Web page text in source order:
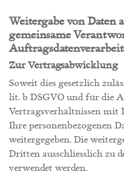
Weitergabe von
gemeinsame
Zur Vertragsabwicklung
Soweit dies gesetzlich
lit. b DSGVO und für die
Vertragsverhältnissen mit
Ihre personenbezogenen
weitergegeben. Die
Dritten ausschliesslich zu
verwendet werden.